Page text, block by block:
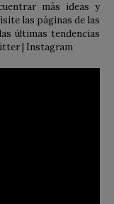
más ideas y
las páginas de las
últimas tendencias
| Instagram